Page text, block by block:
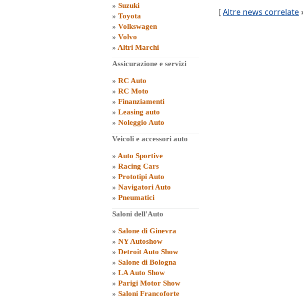
» Suzuki
» Toyota
» Volkswagen
» Volvo
» Altri Marchi
Assicurazione e servizi
» RC Auto
» RC Moto
» Finanziamenti
» Leasing auto
» Noleggio Auto
Veicoli e accessori auto
» Auto Sportive
» Racing Cars
» Prototipi Auto
» Navigatori Auto
» Pneumatici
Saloni dell'Auto
» Salone di Ginevra
» NY Autoshow
» Detroit Auto Show
» Salone di Bologna
» LA Auto Show
» Parigi Motor Show
» Saloni Francoforte
[Altre news correlate